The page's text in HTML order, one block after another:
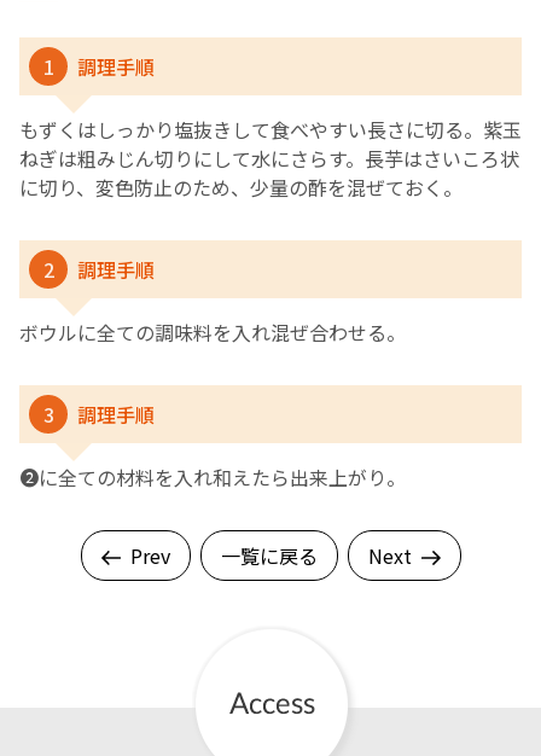
1 調理手順
もずくはしっかり塩抜きして食べやすい長さに切る。紫玉
ねぎは粗みじん切りにして水にさらす。長芋はさいころ状
に切り、変色防止のため、少量の酢を混ぜておく。
2 調理手順
ボウルに全ての調味料を入れ混ぜ合わせる。
3 調理手順
❷に全ての材料を入れ和えたら出来上がり。
Prev 一覧に戻る Next